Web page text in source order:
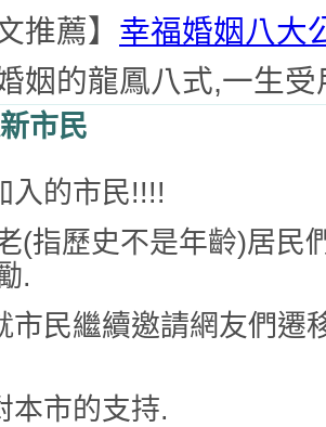
推薦】 幸福婚姻八大
姻的龍鳳八式,一生受
市民
入的市民!!!!
(指歷史不是年齡)居民
.
市民繼續邀請網友們遷
本市的支持.